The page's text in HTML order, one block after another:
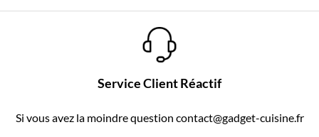
Service Client Réactif
Si vous avez la moindre question contact@gadget-cuisine.fr